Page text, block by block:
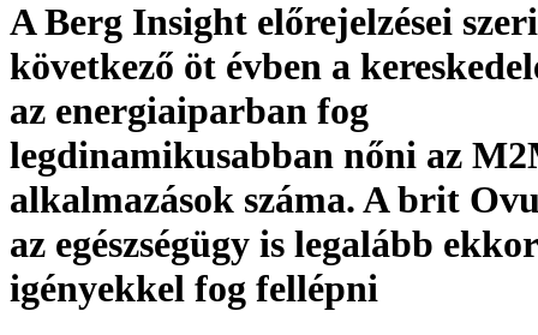
A Berg Insight előrejelzései
következő öt évben a
az energiaiparban fog
legdinamikusabban nőni az
alkalmazások száma. A brit
az egészségügy is legalább
igényekkel fog fellépni